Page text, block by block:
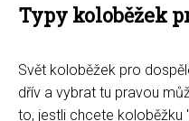
Typy koloběžek
Svět koloběžek pro
dřív a vybrat tu pravou
to, jestli chcete koloběžku